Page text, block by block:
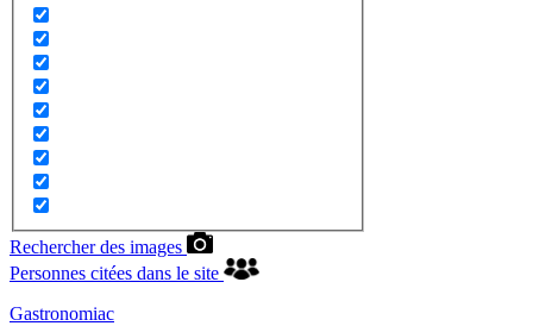
Rechercher des images
Personnes citées dans le site
Gastronomiac